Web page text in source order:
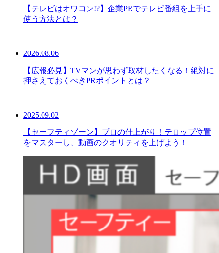
【テレビはオワコン!?】企業PRでテレビ番組を上手に
使う方法とは？
2026.08.06
【広報必見】TVマンが思わず取材したくなる！絶対に
押さえておくべきPRポイントとは？
2025.09.02
【セーフティゾーン】プロの仕上がり！テロップ位置
をマスターし、動画のクオリティを上げよう！